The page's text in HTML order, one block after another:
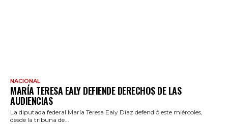
NACIONAL
MARÍA TERESA EALY DEFIENDE DERECHOS DE LAS
AUDIENCIAS
La diputada federal María Teresa Ealy Díaz defendió este miércoles,
desde la tribuna de...